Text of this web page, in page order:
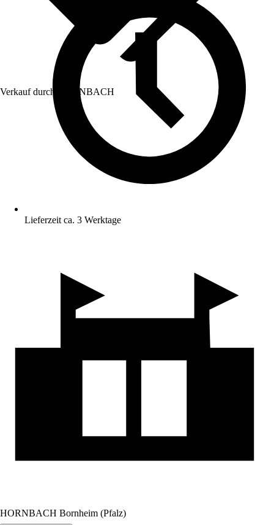
Verkauf durch: HORNBACH
Lieferzeit ca. 3 Werktage
HORNBACH Bornheim (Pfalz)